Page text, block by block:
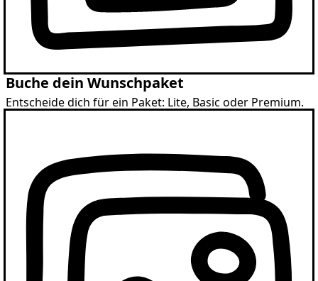
Buche dein Wunschpaket
Entscheide dich für ein Paket: Lite, Basic oder Premium.